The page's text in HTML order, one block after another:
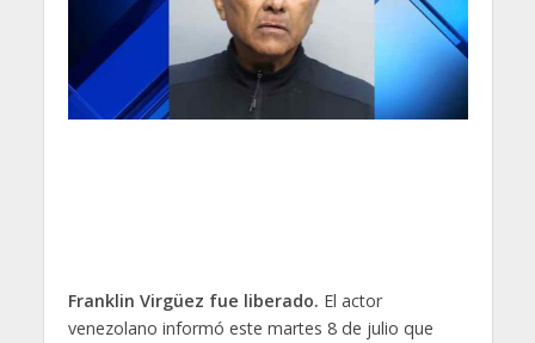
Franklin Virgüez fue liberado. El actor
venezolano informó este martes 8 de julio que